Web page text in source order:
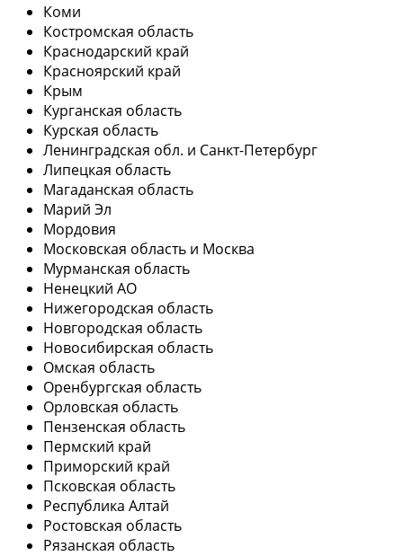
Коми
Костромская область
Краснодарский край
Красноярский край
Крым
Курганская область
Курская область
Ленинградская обл. и Санкт-Петербург
Липецкая область
Магаданская область
Марий Эл
Мордовия
Московская область и Москва
Мурманская область
Ненецкий АО
Нижегородская область
Новгородская область
Новосибирская область
Омская область
Оренбургская область
Орловская область
Пензенская область
Пермский край
Приморский край
Псковская область
Республика Алтай
Ростовская область
Рязанская область